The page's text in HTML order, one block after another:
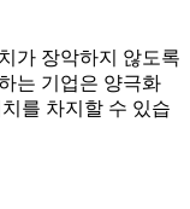
가 장악하지 않도록
는 기업은 양극화
를 차지할 수 있습